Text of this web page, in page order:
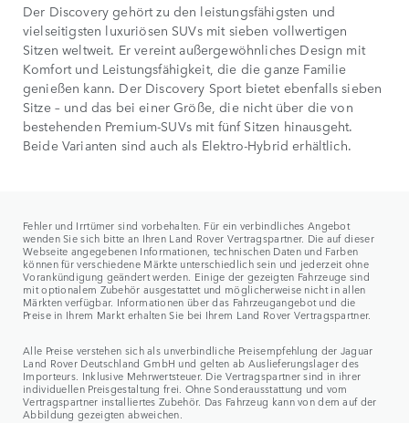
Der Discovery gehört zu den leistungsfähigsten und
vielseitigsten luxuriösen SUVs mit sieben vollwertigen
Sitzen weltweit. Er vereint außergewöhnliches Design mit
Komfort und Leistungsfähigkeit, die die ganze Familie
genießen kann. Der Discovery Sport bietet ebenfalls sieben
Sitze – und das bei einer Größe, die nicht über die von
bestehenden Premium-SUVs mit fünf Sitzen hinausgeht.
Beide Varianten sind auch als Elektro-Hybrid erhältlich.
Fehler und Irrtümer sind vorbehalten. Für ein verbindliches Angebot
wenden Sie sich bitte an Ihren Land Rover Vertragspartner. Die auf dieser
Webseite angegebenen Informationen, technischen Daten und Farben
können für verschiedene Märkte unterschiedlich sein und jederzeit ohne
Vorankündigung geändert werden. Einige der gezeigten Fahrzeuge sind
mit optionalem Zubehör ausgestattet und möglicherweise nicht in allen
Märkten verfügbar. Informationen über das Fahrzeugangebot und die
Preise in Ihrem Markt erhalten Sie bei Ihrem Land Rover Vertragspartner.
Alle Preise verstehen sich als unverbindliche Preisempfehlung der Jaguar
Land Rover Deutschland GmbH und gelten ab Auslieferungslager des
Importeurs. Inklusive Mehrwertsteuer. Die Vertragspartner sind in ihrer
individuellen Preisgestaltung frei. Ohne Sonderausstattung und vom
Vertragspartner installiertes Zubehör. Das Fahrzeug kann von dem auf der
Abbildung gezeigten abweichen.